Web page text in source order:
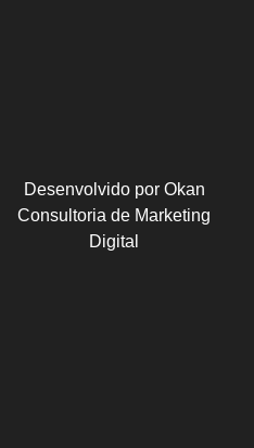
Desenvolvido por Okan
Consultoria de Marketing
Digital